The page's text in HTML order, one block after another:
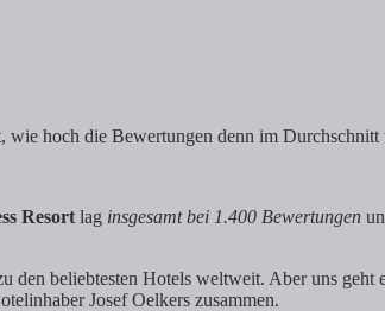
hoch die Bewertungen denn im Durchschnitt
Resort lag insgesamt bei 1.400 Bewertungen
beliebtesten Hotels weltweit. Aber uns
Josef Oelkers zusammen.